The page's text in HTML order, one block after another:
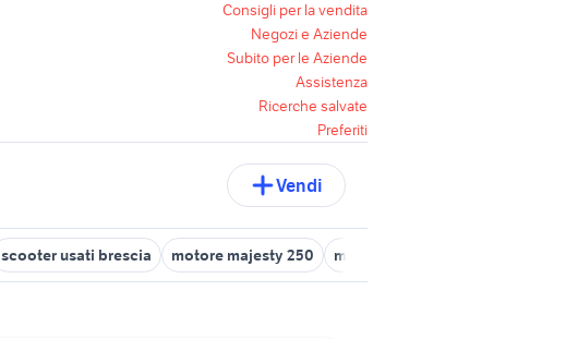
Consigli per la vendita
Negozi e Aziende
Subito per le Aziende
Assistenza
Ricerche salvate
Preferiti
Vendi
scooter usati brescia motore majesty 250 motore fuoribordo yamaha 250